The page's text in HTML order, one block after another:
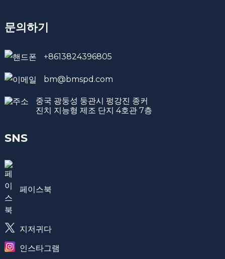
문의하기
+8613824396805
bm@bmspd.com
중국 광둥성 둥관시 펑강진 종커
진치 지능형 제조 단지 4호관 7층
SNS
페이스북
지저귀다
인스타그램